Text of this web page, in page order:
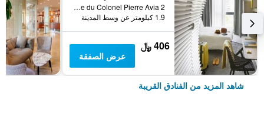
2 rue du Colonel Pierre Avia, باريس, فرنسا
1.9 كيلومتر عن وسط المدينة
406 ﷼
عرض الصفقة
شاهد المزيد من الفنادق القريبة